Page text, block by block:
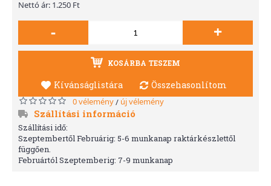
Nettó ár: 1.250 Ft
- +
KOSÁRBA TESZEM
Kívánságlistára Összehasonlítom
0 vélemény/ új vélemény
Szállítási információ
Szállítási idő:
Szeptembertől Februárig: 5-6 munkanap raktárkészlettől
függően.
Februártól Szeptemberig: 7-9 munkanap